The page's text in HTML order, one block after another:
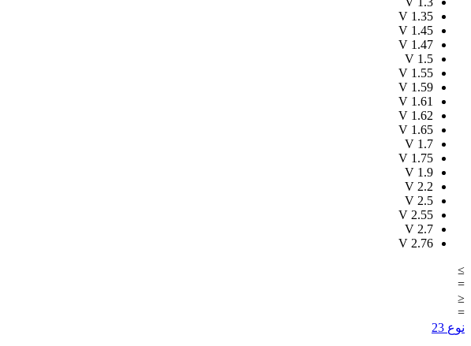
1.35
V
1.45
V
1.47
V
1.5
V
1.55
V
1.59
V
1.61
V
1.62
V
1.65
V
1.7
V
1.75
V
1.9
V
2.2
V
2.5
V
2.55
V
2.7
V
2.76
V
≥
=
≤
=
نوع 23